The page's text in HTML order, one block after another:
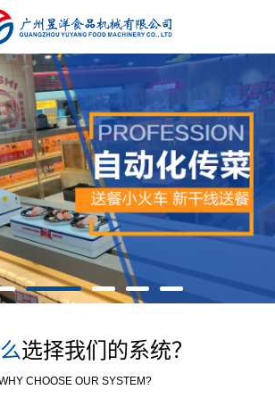
选择我们的系统？
CHOOSE OUR SYSTEM?